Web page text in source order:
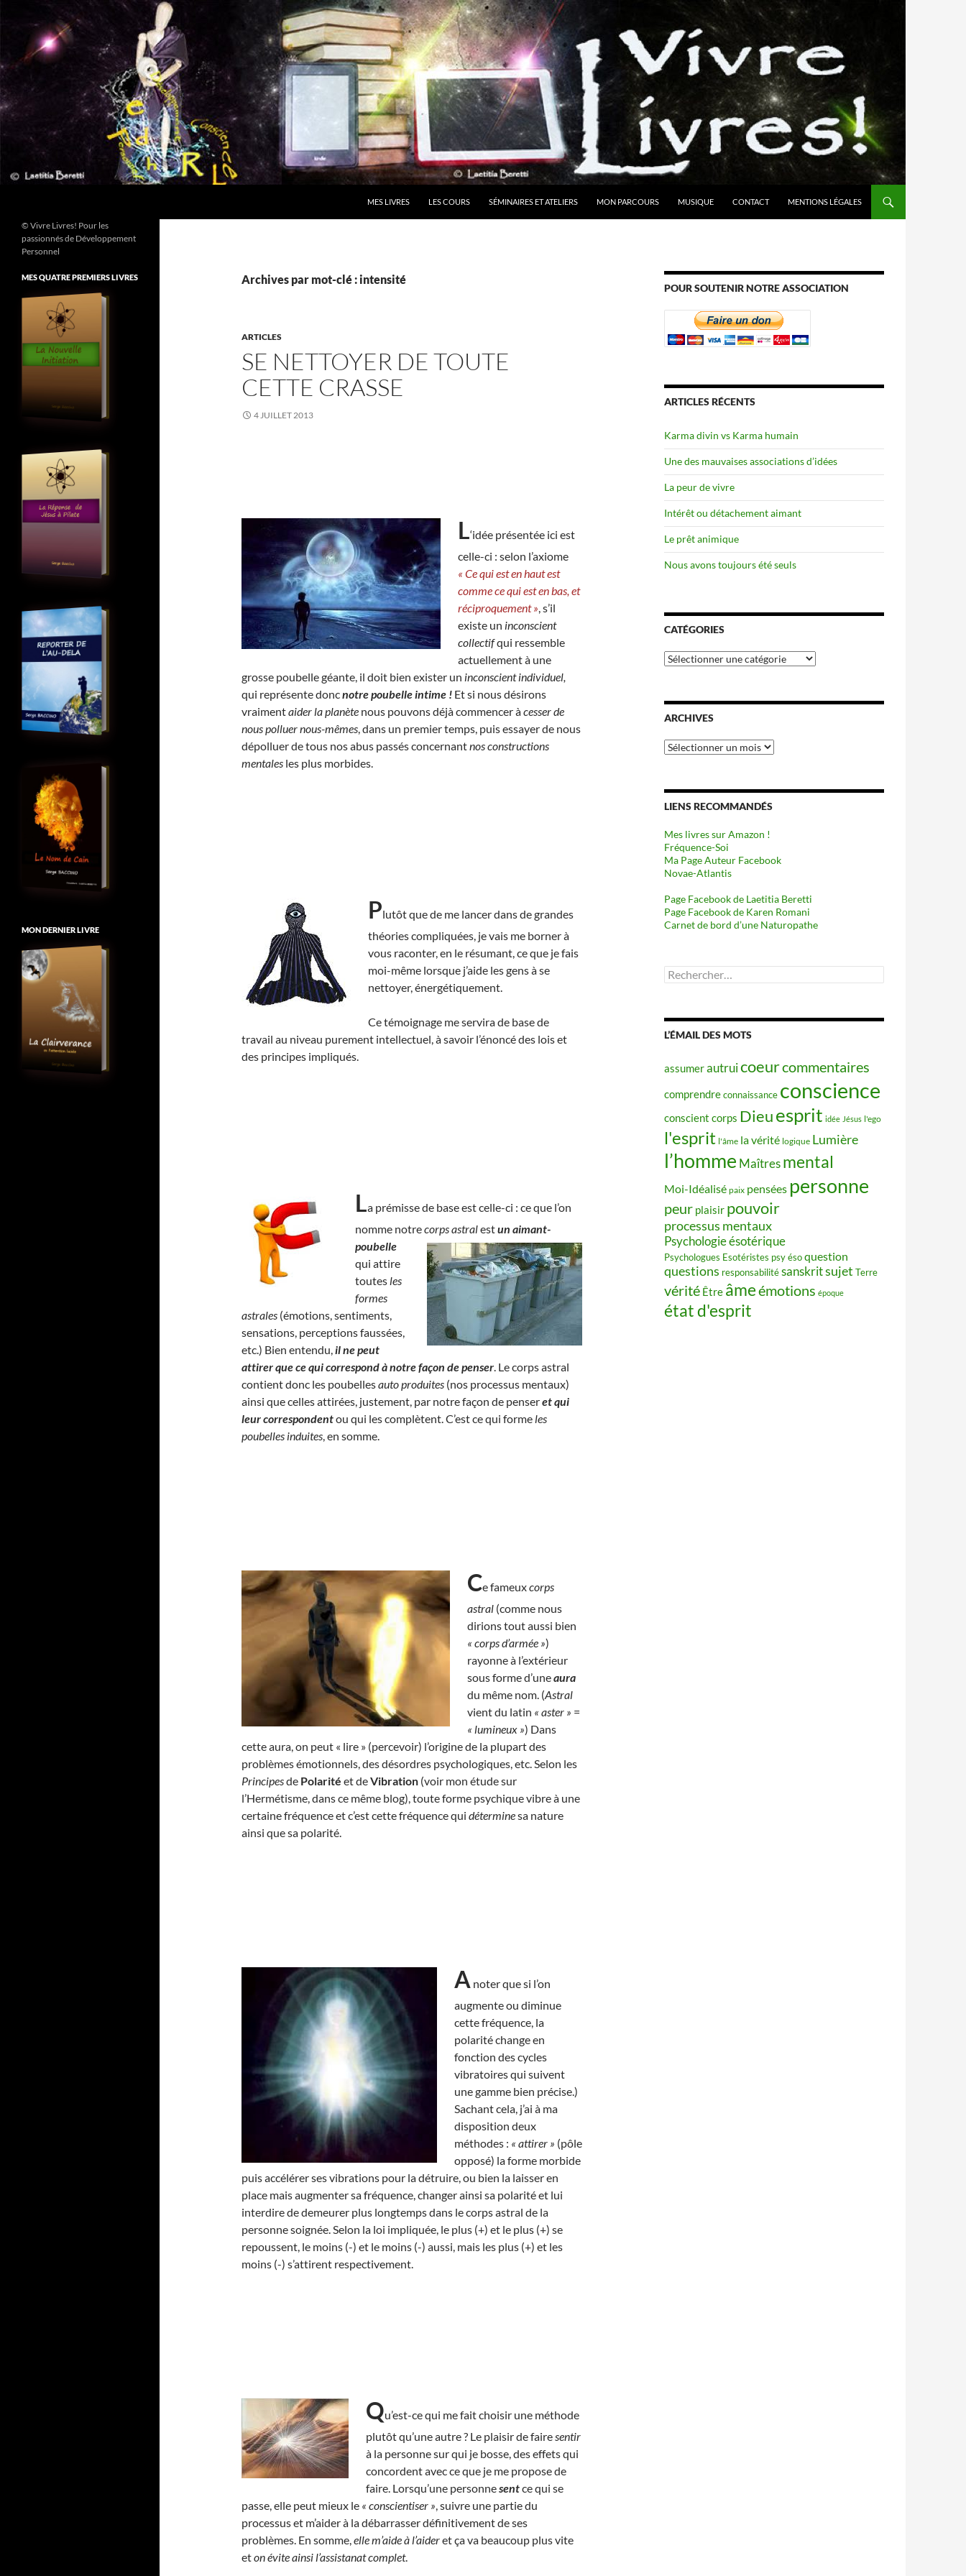
contenu
MES LIVRES LES COURS SÉMINAIRES ET ATELIERS MON PARCOURS MUSIQUE CONTACT MENTIONS LÉGALES
Archives par mot-clé : intensité
ARTICLES
SE NETTOYER DE TOUTE
CETTE CRASSE
4 JUILLET 2013
L‘idée présentée ici est
celle-ci : selon l’axiome
« Ce qui est en haut est
comme ce qui est en bas, et
réciproquement », s’il
existe un inconscient
collectifqui ressemble
actuellement à une
grosse poubelle géante, il doit bien exister un inconscient individuel,
qui représente doncnotre poubelle intime ! Et si nous désirons
vraimentaider la planète nous pouvons déjà commencer àcesser de
nous polluer nous-mêmes, dans un premier temps, puis essayer de nous
dépolluer de tous nos abus passés concernantnos constructions
mentales les plus morbides.
Plutôt que de me lancer dans de grandes
théories compliquées, je vais me borner à
vous raconter, en le résumant, ce que je fais
moi-même lorsque j’aide les gens à se
nettoyer, énergétiquement.
Ce témoignage me servira de base de
travail au niveau purement intellectuel, à savoir l’énoncé des lois et
des principes impliqués.
La prémisse de base est celle-ci : ce que l’on
nomme notrecorps astralestun aimant-
poubelle
qui attire
toutes les
formes
astrales (émotions, sentiments,
sensations, perceptions faussées,
etc.) Bien entendu,il ne peut
attirer que ce qui correspond à notre façon de penser. Le corps astral
contient donc les poubellesauto produites (nos processus mentaux)
ainsi que celles attirées, justement, par notre façon de penseret qui
leur correspondentou qui les complètent. C’est ce qui forme les
poubelles induites, en somme.
Ce fameuxcorps
astral (comme nous
dirions tout aussi bien
« corps d’armée »)
rayonne à l’extérieur
sous forme d’uneaura
du même nom. (Astral
vient du latin « aster » =
« lumineux ») Dans
cette aura, on peut « lire » (percevoir) l’origine de la plupart des
problèmes émotionnels, des désordres psychologiques, etc. Selon les
Principesde Polarité et deVibration (voir mon étude sur
l’Hermétisme, dans ce même blog), toute forme psychique vibre à une
certaine fréquence et c’est cette fréquence qui déterminesa nature
ainsi que sa polarité.
A noter que si l’on
augmente ou diminue
cette fréquence, la
polarité change en
fonction des cycles
vibratoires qui suivent
une gamme bien précise.)
Sachant cela, j’ai à ma
disposition deux
méthodes : « attirer » (pôle
opposé) la forme morbide
puis accélérer ses vibrations pour la détruire, ou bien la laisser en
place mais augmenter sa fréquence, changer ainsi sa polarité et lui
interdire de demeurer plus longtemps dans le corps astral de la
personne soignée. Selon la loi impliquée, le plus (+) et le plus (+) se
repoussent, le moins (-) et le moins (-) aussi, mais les plus (+) et les
moins (-) s’attirent respectivement.
Qu’est-ce qui me fait choisir une méthode
plutôt qu’une autre ? Le plaisir de fairesentir
à la personne sur qui je bosse, des effets qui
concordent avec ce que je me propose de
faire. Lorsqu’une personnesentce qui se
passe, elle peut mieux le « conscientiser », suivre une partie du
processus et m’aider à la débarrasser définitivement de ses
problèmes. En somme,elle m’aide à l’aideret ça va beaucoup plus vite
eton évite ainsi l’assistanat complet.
POUR SOUTENIR NOTRE ASSOCIATION
ARTICLES RÉCENTS
Karma divin vs Karma humain
Une des mauvaises associations d’idées
La peur de vivre
Intérêt ou détachement aimant
Le prêt animique
Nous avons toujours été seuls
CATÉGORIES
Catégories
ARCHIVES
Archives
LIENS RECOMMANDÉS
Mes livres sur Amazon !
Fréquence-Soi
Ma Page Auteur Facebook
Novae-Atlantis
Page Facebook de Laetitia Beretti
Page Facebook de Karen Romani
Carnet de bord d’une Naturopathe
Rechercher :
L’ÉMAIL DES MOTS
assumerautruicoeurcommentaires
comprendreconnaissance conscience
conscient corps Dieuesprit idée Jésus l'ego
l'esprit l'âme la vérité logique Lumière
l’homme Maîtres mental
Moi-Idéalisé paix pensées personne
peur plaisir pouvoir
processus mentaux
Psychologie ésotérique
Psychologues Esotéristes psy ésoquestion
questions responsabilitésanskritsujet Terre
vérité Être âmeémotions époque
état d'esprit
© Vivre Livres! Pour les
passionnés de Développement
Personnel
MES QUATRE PREMIERS LIVRES
MON DERNIER LIVRE